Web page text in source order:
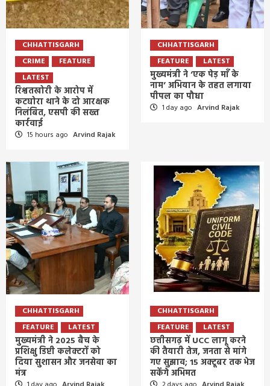
CHHATTISGARH
CRIME
FEATURE
LATEST
रिश्वतखोरी के आरोप में
कटघोरा थाने के दो आरक्षक
निलंबित, एसपी की सख्त
कार्रवाई
15 hours ago Arvind Rajak
CHHATTISGARH
FEATURE
LATEST
मुख्यमंत्री ने ‘एक पेड़ माँ के
नाम’ अभियान के तहत लगाया
पीपल का पौधा
1 day ago Arvind Rajak
CHHATTISGARH
FEATURE
LATEST
मुख्यमंत्री ने 2025 बैच के
प्रशिक्षु डिप्टी कलेक्टरों को
दिया सुशासन और जनसेवा का
मंत्र
CHHATTISGARH
FEATURE
LATEST
छत्तीसगढ़ में UCC लागू करने
की तैयारी तेज, जनता से मांगे
गए सुझाव; 15 अक्टूबर तक भेज
सकेंगे अभिमत